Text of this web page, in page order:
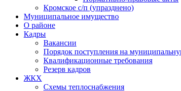
Кромское с/п (упразднено)
Муниципальное имущество
О районе
Кадры
Вакансии
Порядок поступления на
Квалификационные требования
Резерв кадров
ЖКХ
Схемы теплоснабжения